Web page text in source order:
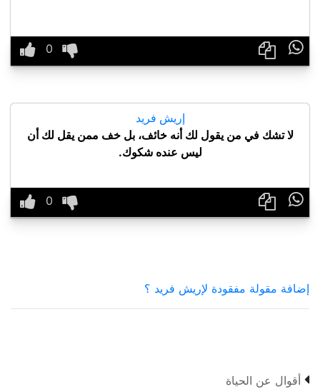

إريش فريد
لا تشك في من يقول لك أنه خائف، بل خف ممن يقل لك أن
ليس عنده شكوك.

إضافة مقولة مفقودة لإريش فريد ؟
 أقوال عن الحياة